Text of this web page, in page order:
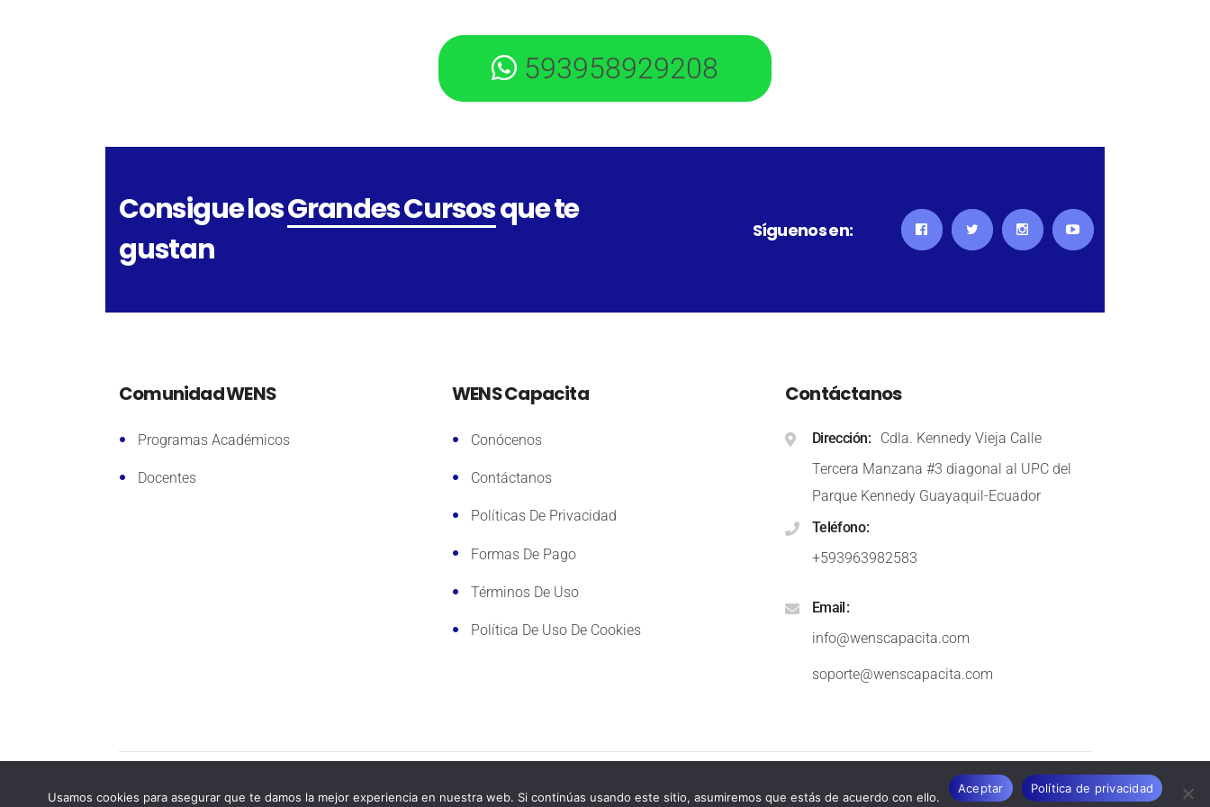
593958929208
Consigue losGrandes Cursosque te
gustan
Síguenos en:
Comunidad WENS
Programas Académicos
Docentes
WENS Capacita
Conócenos
Contáctanos
Políticas De Privacidad
Formas De Pago
Términos De Uso
Política De Uso De Cookies
Contáctanos
Dirección
Cdla. Kennedy Vieja Calle
Tercera Manzana #3 diagonal al UPC del
Parque Kennedy Guayaquil-Ecuador
Teléfono
+593963982583
Email
info@wenscapacita.com
soporte@wenscapacita.com
Usamos cookies para asegurar que te damos la mejor experiencia en nuestra web. Si continúas usando este sitio, asumiremos que estás de acuerdo con ello.
Aceptar Política de privacidad